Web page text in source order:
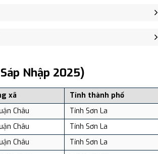
tỉnh Sơn La - trung tâm khu vực thuận
số: Khoảng 353.52 người/km²
Nhập 2025)
xã
Tỉnh thành phố
Châu
Tỉnh Sơn La
Châu
Tỉnh Sơn La
Châu
Tỉnh Sơn La